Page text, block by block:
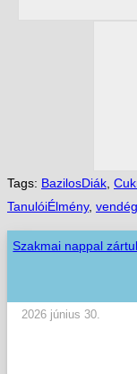
Tags: BazilosDiák
TanulóiÉlmény,
Szakmai nappal
2026 június 30.